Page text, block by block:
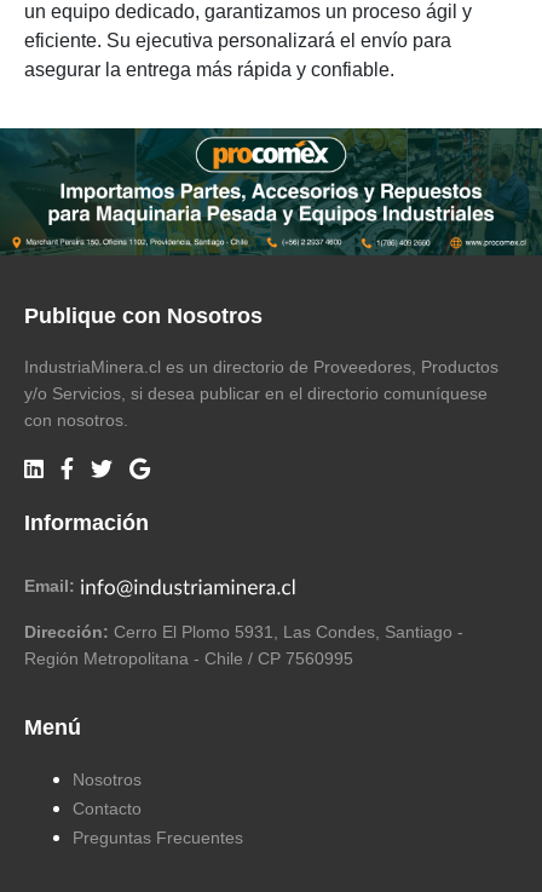
un equipo dedicado, garantizamos un proceso ágil y
eficiente. Su ejecutiva personalizará el envío para
asegurar la entrega más rápida y confiable.
Publique con Nosotros
IndustriaMinera.cl es un directorio de Proveedores, Productos
y/o Servicios, si desea publicar en el directorio comuníquese
con nosotros.
Información
Email:
Dirección: Cerro El Plomo 5931, Las Condes, Santiago -
Región Metropolitana - Chile / CP 7560995
Menú
Nosotros
Contacto
Preguntas Frecuentes